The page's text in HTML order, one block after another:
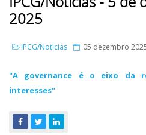
2025
IPCG/Notícias 05 dezembro
"A governance é o eixo da
interesses"